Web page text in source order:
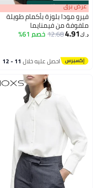
00m:00s
·باقي 100% عرض برق
فيرو مودا بلوزة بأكمام طويلة
ملفوفة من فيمنايما
د.ك‏4.91
12.68خصم 61%
احصل عليه خلال 11 - 12